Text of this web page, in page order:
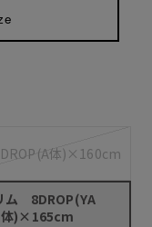
体)×160cm
ム 8DROP(YA
体)×165cm